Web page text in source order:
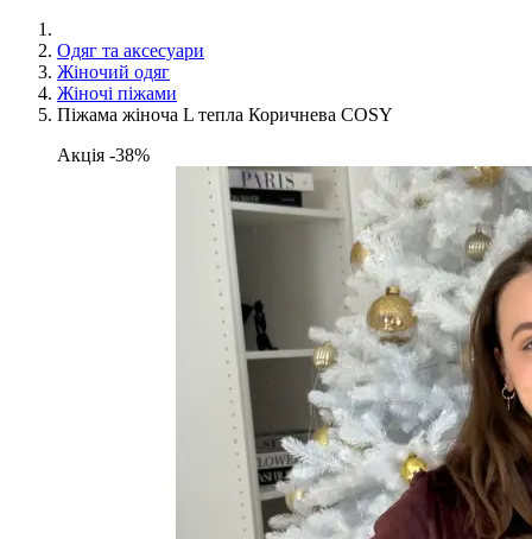
Одяг та аксесуари
Жіночий одяг
Жіночі піжами
Піжама жіноча L тепла Коричнева COSY
Акція -38%